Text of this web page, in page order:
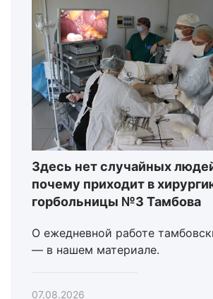
Здесь нет случайных
почему приходит в
горбольницы №3 Тамбова
О ежедневной работе
— в нашем материале.
07.08.2026